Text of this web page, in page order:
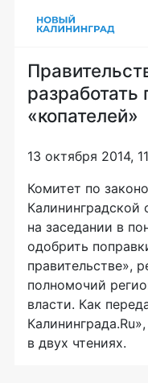
«копателей»
13 октября 2014,
Комитет по
на заседании в
одобрить
правительстве»,
полномочий
власти. Как
в двух чтениях.